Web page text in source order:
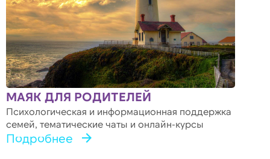
МАЯК ДЛЯ РОДИТЕЛЕЙ
Психологическая и информационная поддержка
семей, тематические чаты и онлайн-курсы
Подробнее